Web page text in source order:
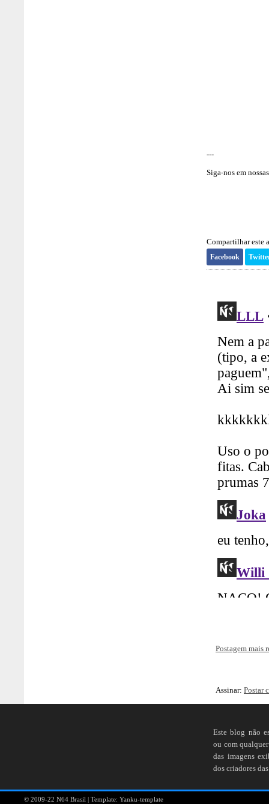
---
Siga-nos em
Compartilhar este
Facebook
Postagem mais
Assinar: Postar
Este blog não
ou com
das imagens
dos criadores
© 2009-22 N64 Brasil | Template: Yanku-template